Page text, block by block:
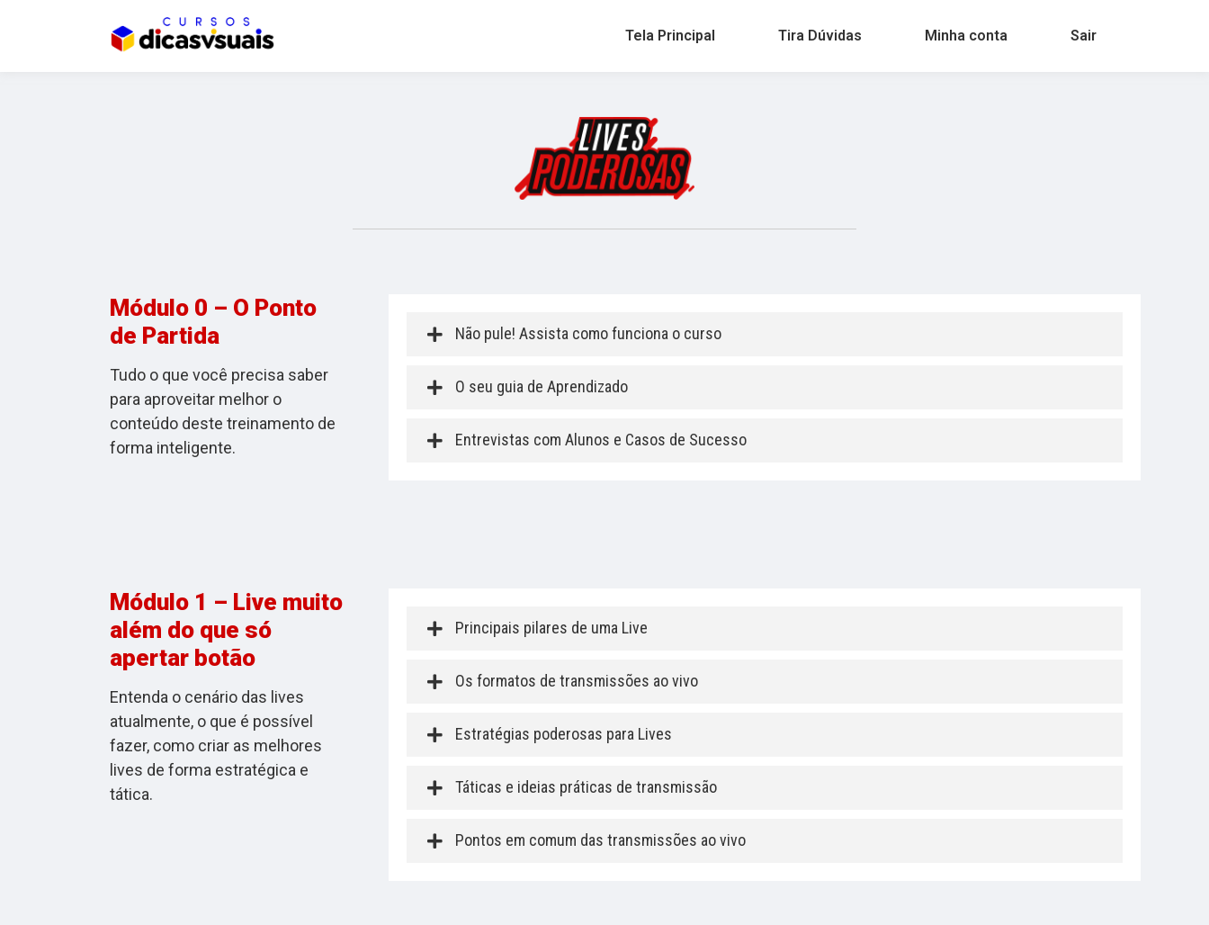
Tela Principal Tira Dúvidas Minha conta Sair
Módulo 0 – O Ponto
de Partida
Tudo o que você precisa saber
para aproveitar melhor o
conteúdo deste treinamento de
forma inteligente.
Não pule! Assista como funciona o curso
O seu guia de Aprendizado
Entrevistas com Alunos e Casos de Sucesso
Módulo 1 – Live muito
além do que só
apertar botão
Entenda o cenário das lives
atualmente, o que é possível
fazer, como criar as melhores
lives de forma estratégica e
tática.
Principais pilares de uma Live
Os formatos de transmissões ao vivo
Estratégias poderosas para Lives
Táticas e ideias práticas de transmissão
Pontos em comum das transmissões ao vivo